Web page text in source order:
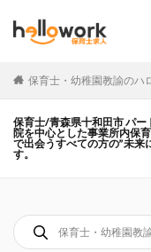
保育士・幼稚園教諭のハ
保育士/青森県十和田市 パー
院を中心とした事業所内保
で出会うすべての方の”未来
す。